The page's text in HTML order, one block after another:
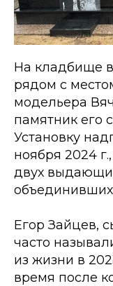
На кладбище
рядом с
модельера
памятник его
Установку
ноября 2024
двух
Егор Зайцев,
часто
из жизни в
время после